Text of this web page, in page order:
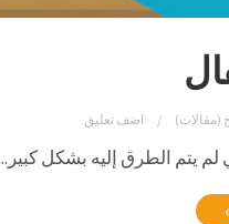
(مقالات) اضف تعليق
يتم الطرق إليه بشكل كبير..